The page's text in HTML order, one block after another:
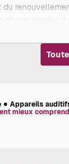
du
plus avancées.
des
et la
auditif
Appareils
mieux